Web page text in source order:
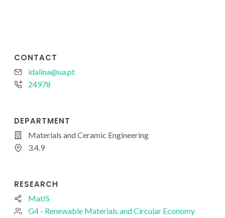
CONTACT
idalina@ua.pt
24978
DEPARTMENT
Materials and Ceramic Engineering
3.4.9
RESEARCH
MatIS
G4 - Renewable Materials and Circular Economy